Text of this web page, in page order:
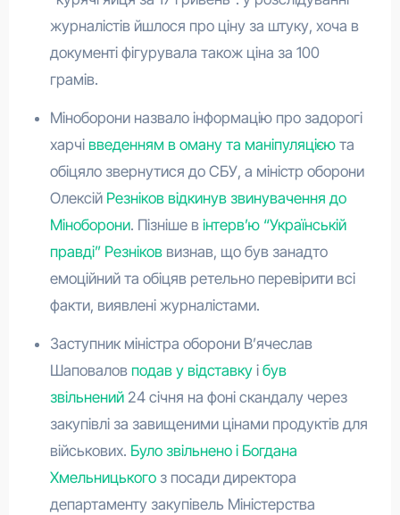
журналістів йшлося про ціну за штуку, хоча в
документі фігурувала також ціна за 100
грамів.
Міноборони назвало інформацію про задорогі
харчі введенням в оману та маніпуляцієюта
обіцяло звернутися до СБУ, а міністр оборони
ОлексійРезніков відкинув звинувачення до
Міноборони. Пізніше в інтерв’ю “Українській
правді” Резніковвизнав, що був занадто
емоційний та обіцяв ретельно перевірити всі
факти, виявлені журналістами.
Заступник міністра оборони В’ячеслав
Шаповалов подав у відставкуі був
звільнений24 січня на фоні скандалу через
закупівлі за завищеними цінами продуктів для
військових. Було звільнено і Богдана
Хмельницькогоз посади директора
департаменту закупівель Міністерства